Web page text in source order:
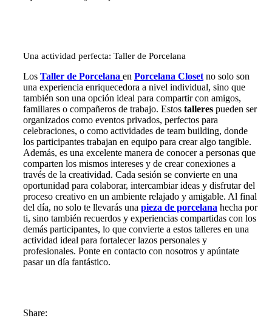
Una actividad perfecta: Taller de Porcelana
Los Taller de Porcelana en Porcelana Closet no solo son
una experiencia enriquecedora a nivel individual, sino que
también son una opción ideal para compartir con amigos,
familiares o compañeros de trabajo. Estos talleres pueden ser
organizados como eventos privados, perfectos para
celebraciones, o como actividades de team building, donde
los participantes trabajan en equipo para crear algo tangible.
Además, es una excelente manera de conocer a personas que
comparten los mismos intereses y de crear conexiones a
través de la creatividad. Cada sesión se convierte en una
oportunidad para colaborar, intercambiar ideas y disfrutar del
proceso creativo en un ambiente relajado y amigable. Al final
del día, no solo te llevarás una pieza de porcelana hecha por
ti, sino también recuerdos y experiencias compartidas con los
demás participantes, lo que convierte a estos talleres en una
actividad ideal para fortalecer lazos personales y
profesionales. Ponte en contacto con nosotros y apúntate
pasar un día fantástico.
Share: